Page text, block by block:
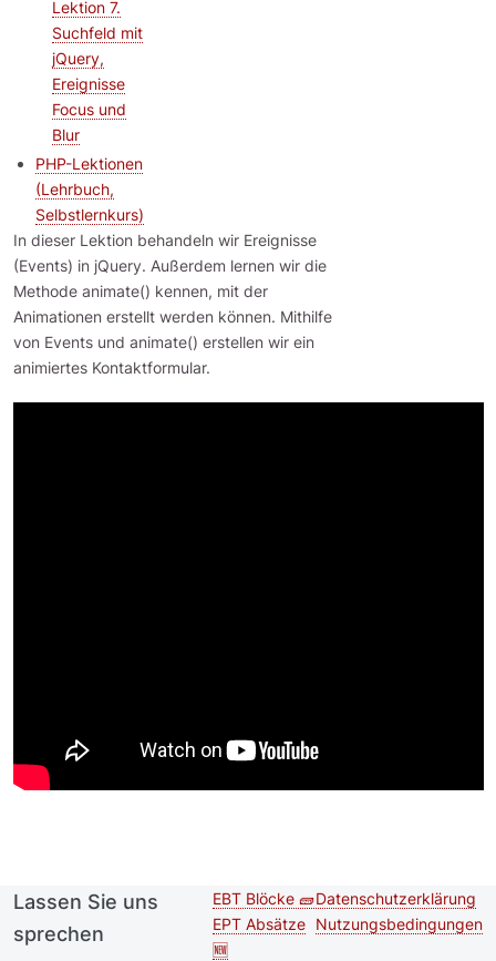
Lektion 7.
Suchfeld mit
jQuery,
Ereignisse
Focus und
Blur
PHP-Lektionen
(Lehrbuch,
Selbstlernkurs)
In dieser Lektion behandeln wir Ereignisse
(Events) in jQuery. Außerdem lernen wir die
Methode animate() kennen, mit der
Animationen erstellt werden können. Mithilfe
von Events und animate() erstellen wir ein
animiertes Kontaktformular.
Lassen Sie uns
sprechen
Second
footer
EBT Blöcke 🧱
EPT Absätze
🆕
Footer menu
Datenschutzerklärung
Nutzungsbedingungen